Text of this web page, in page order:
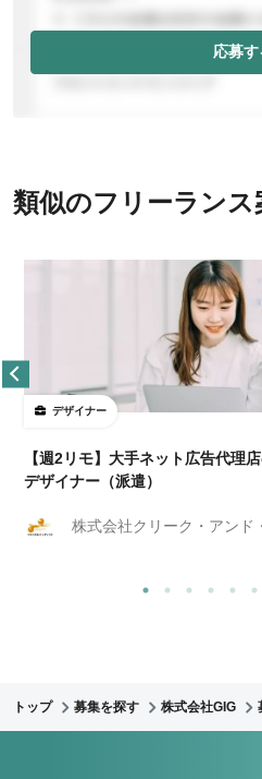
応募す
類似のフリーランス
デザイナー
【週2リモ】大手ネット広告代理
デザイナー（派遣）
株式会社クリーク・アンド
トップ 募集を探す 株式会社GIG